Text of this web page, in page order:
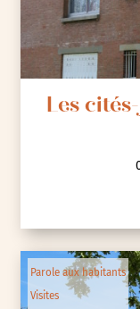
Les
Parole aux habitants
Visites